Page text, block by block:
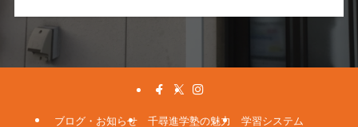
ブログ・お知らせ 千尋進学塾の魅力 学習システム